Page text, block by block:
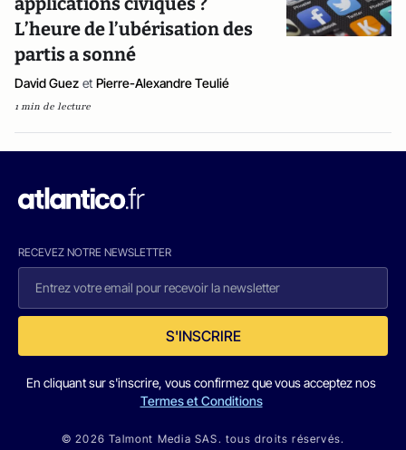
L’heure de l’ubérisation des
partis a sonné
David Guez et Pierre-Alexandre Teulié
1 min de lecture
RECEVEZ NOTRE NEWSLETTER
S'INSCRIRE
En cliquant sur s'inscrire, vous confirmez que vous acceptez nos
Termes et Conditions
© 2026 Talmont Media SAS. tous droits réservés.